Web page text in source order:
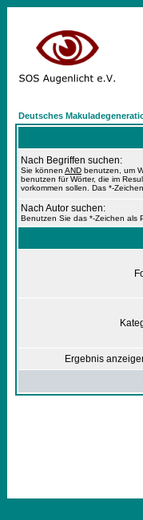
Deutsches
Nach Begriffen suchen:
Sie können AND benutzen, um
benutzen für Wörter, die im
vorkommen sollen. Das *-
Nach Autor suchen:
Benutzen Sie das *-Zeichen als
Ergebnis